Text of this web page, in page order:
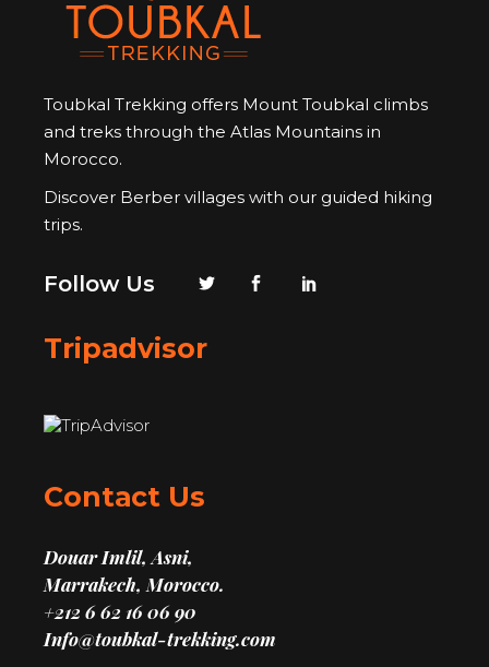
Toubkal Trekking offers Mount Toubkal climbs
and treks through the Atlas Mountains in
Morocco.
Discover Berber villages with our guided hiking
trips.
Follow Us
Tripadvisor
Contact Us
Douar Imlil, Asni,
Marrakech, Morocco.
+212 6 62 16 06 90
Info@toubkal-trekking.com